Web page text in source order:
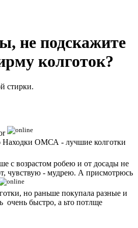
не подскажите
колготок?
стирки.
Находки ОМСА - лучшие колготки
с возрастом робею и от досады не
чувствую - мудрею. А присмотрюсь
но раньше покупала разные и
очень быстро, а ьто потлще